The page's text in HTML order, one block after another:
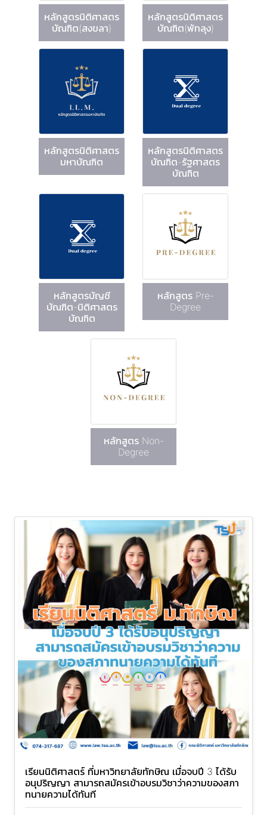
หลักสูตรนิติศาสตร
บัณฑิต(สงขลา)
หลักสูตรนิติศาสตร
บัณฑิต(พัทลุง)
หลักสูตรนิติศาสตร
มหาบัณฑิต
หลักสูตรนิติศาสตร
บัณฑิต-รัฐศาสตร
บัณฑิต
หลักสูตรบัญชี
บัณฑิต-นิติศาสตร
บัณฑิต
หลักสูตร Pre-
Degree
หลักสูตร Non-
Degree
เรียนนิติศาสตร์ ที่มหาวิทยาลัยทักษิณ เมื่อจบปี 3 ได้รับ
อนุปริญญา สามารถสมัครเข้าอบรมวิชาว่าความของสภา
ทนายความได้ทันที